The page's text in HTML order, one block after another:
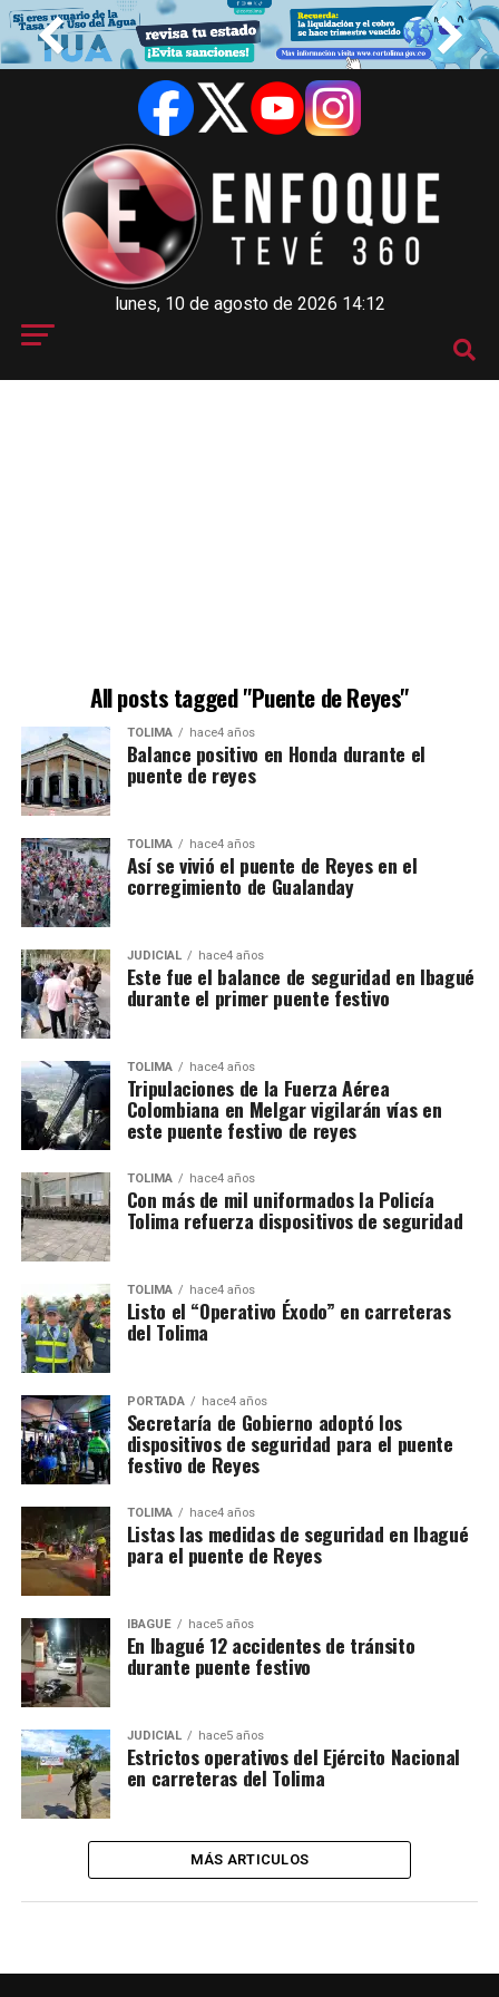
lunes, 10 de agosto de 2026 14:12
All posts tagged "Puente de Reyes"
TOLIMA hace4 años
Balance positivo en Honda durante el
puente de reyes
TOLIMA hace4 años
Así se vivió el puente de Reyes en el
corregimiento de Gualanday
JUDICIAL hace4 años
Este fue el balance de seguridad en Ibagué
durante el primer puente festivo
TOLIMA hace4 años
Tripulaciones de la Fuerza Aérea
Colombiana en Melgar vigilarán vías en
este puente festivo de reyes
TOLIMA hace4 años
Con más de mil uniformados la Policía
Tolima refuerza dispositivos de seguridad
TOLIMA hace4 años
Listo el “Operativo Éxodo” en carreteras
del Tolima
PORTADA hace4 años
Secretaría de Gobierno adoptó los
dispositivos de seguridad para el puente
festivo de Reyes
TOLIMA hace4 años
Listas las medidas de seguridad en Ibagué
para el puente de Reyes
IBAGUÉ hace5 años
En Ibagué 12 accidentes de tránsito
durante puente festivo
JUDICIAL hace5 años
Estrictos operativos del Ejército Nacional
en carreteras del Tolima
MÁS ARTICULOS